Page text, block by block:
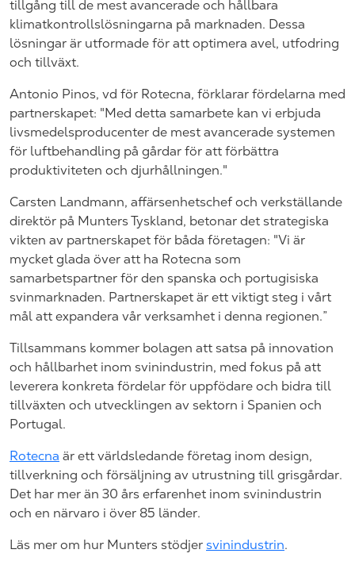
tillgång till de mest avancerade och hållbara
klimatkontrollslösningarna på marknaden. Dessa
lösningar är utformade för att optimera avel, utfodring
och tillväxt.
Antonio Pinos, vd för Rotecna, förklarar fördelarna med
partnerskapet: "Med detta samarbete kan vi erbjuda
livsmedelsproducenter de mest avancerade systemen
för luftbehandling på gårdar för att förbättra
produktiviteten och djurhållningen."
Carsten Landmann, affärsenhetschef och verkställande
direktör på Munters Tyskland, betonar det strategiska
vikten av partnerskapet för båda företagen: "Vi är
mycket glada över att ha Rotecna som
samarbetspartner för den spanska och portugisiska
svinmarknaden. Partnerskapet är ett viktigt steg i vårt
mål att expandera vår verksamhet i denna regionen.”
Tillsammans kommer bolagen att satsa på innovation
och hållbarhet inom svinindustrin, med fokus på att
leverera konkreta fördelar för uppfödare och bidra till
tillväxten och utvecklingen av sektorn i Spanien och
Portugal.
Rotecna är ett världsledande företag inom design,
tillverkning och försäljning av utrustning till grisgårdar.
Det har mer än 30 års erfarenhet inom svinindustrin
och en närvaro i över 85 länder.
Läs mer om hur Munters stödjer svinindustrin.